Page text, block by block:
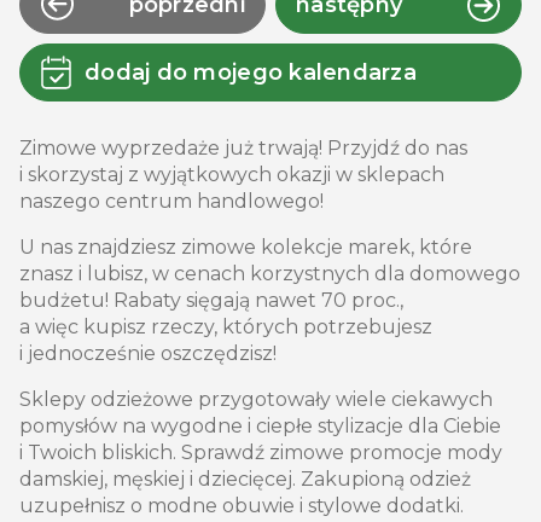
dodaj do mojego kalendarza
Zimowe wyprzedaże już trwają! Przyjdź do nas
i skorzystaj z wyjątkowych okazji w sklepach
naszego centrum handlowego!
U nas znajdziesz zimowe kolekcje marek, które
znasz i lubisz, w cenach korzystnych dla domowego
budżetu! Rabaty sięgają nawet 70 proc.,
a więc kupisz rzeczy, których potrzebujesz
i jednocześnie oszczędzisz!
Sklepy odzieżowe przygotowały wiele ciekawych
pomysłów na wygodne i ciepłe stylizacje dla Ciebie
i Twoich bliskich. Sprawdź zimowe promocje mody
damskiej, męskiej i dziecięcej. Zakupioną odzież
uzupełnisz o modne obuwie i stylowe dodatki.